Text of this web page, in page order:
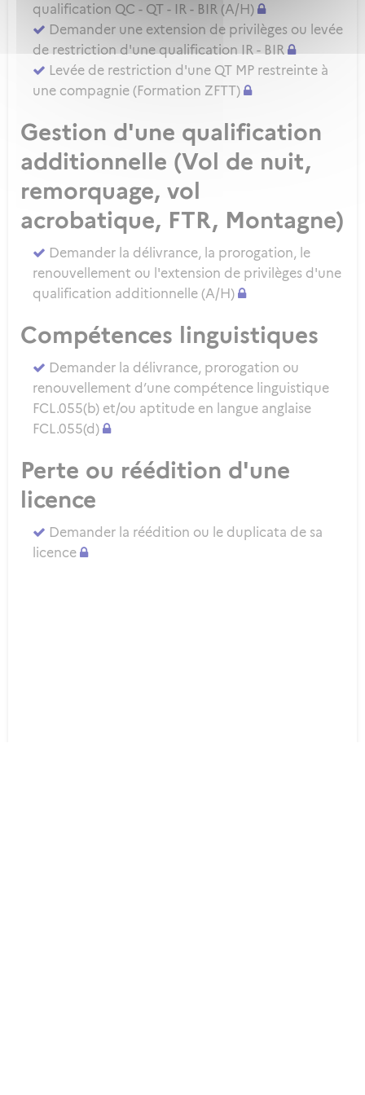
qualification QC - QT - IR - BIR (A/H)
Demander une extension de privilèges ou levée
de restriction d'une qualification IR - BIR
Levée de restriction d'une QT MP restreinte à
une compagnie (Formation ZFTT)
Gestion d'une qualification
additionnelle (Vol de nuit,
remorquage, vol
acrobatique, FTR, Montagne)
Demander la délivrance, la prorogation, le
renouvellement ou l'extension de privilèges d'une
qualification additionnelle (A/H)
Compétences linguistiques
Demander la délivrance, prorogation ou
renouvellement d’une compétence linguistique
FCL.055(b) et/ou aptitude en langue anglaise
FCL.055(d)
Perte ou réédition d'une
licence
Demander la réédition ou le duplicata de sa
licence